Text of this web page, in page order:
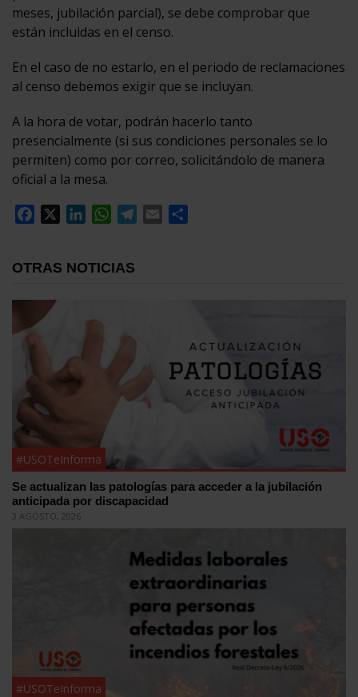
meses, jubilación parcial), se debe comprobar que
están incluidas en el censo.
En el caso de no estarlo, en el periodo de reclamaciones
al censo debemos exigir que se incluyan.
A la hora de votar, podrán hacerlo tanto
presencialmente (si sus condiciones personales se lo
permiten) como por correo, solicitándolo de manera
oficial a la mesa.
Facebook
LinkedInWhatsApp
Telegram
Email
OTRAS NOTICIAS
#USOTeInforma
Se actualizan las patologías para acceder a la jubilación
anticipada por discapacidad
3 AGOSTO, 2026
#USOTeInforma